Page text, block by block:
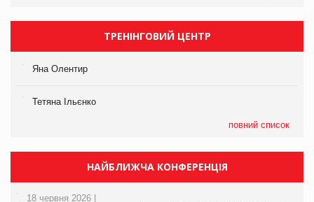
ТРЕНІНГОВИЙ ЦЕНТР
Яна Олентир
Тетяна Ільєнко
повний список
НАЙБЛИЖЧА КОНФЕРЕНЦІЯ
18 червня 2026 |